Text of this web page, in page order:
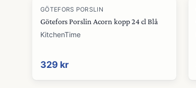
GÖTEFORS PORSLIN
Götefors Porslin Acorn kopp 24 cl Blå
KitchenTime
329 kr